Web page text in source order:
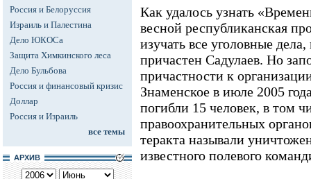
Россия и Белоруссия
Израиль и Палестина
Дело ЮКОСа
Защита Химкинского леса
Дело Бульбова
Россия и финансовый кризис
Доллар
Россия и Израиль
все темы
АРХИВ
Как удалось узнать
весной республиканская
изучать все уголовные
причастен Садулаев. Но
причастности к
Знаменское в июле 2005
погибли 15 человек, в том
правоохранительных
теракта называли
известного полевого